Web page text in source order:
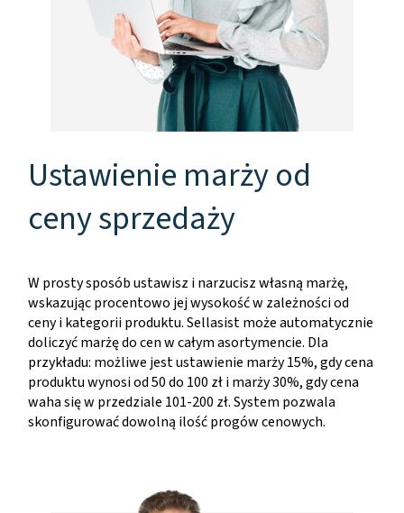
Ustawienie marży od
ceny sprzedaży
W prosty sposób ustawisz i narzucisz własną marżę,
wskazując procentowo jej wysokość w zależności od
ceny i kategorii produktu. Sellasist może automatycznie
doliczyć marżę do cen w całym asortymencie. Dla
przykładu: możliwe jest ustawienie marży 15%, gdy cena
produktu wynosi od 50 do 100 zł i marży 30%, gdy cena
waha się w przedziale 101-200 zł. System pozwala
skonfigurować dowolną ilość progów cenowych.